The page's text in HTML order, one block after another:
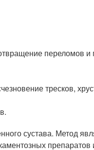
переломов и
тресков,
сустава. Метод
препаратов